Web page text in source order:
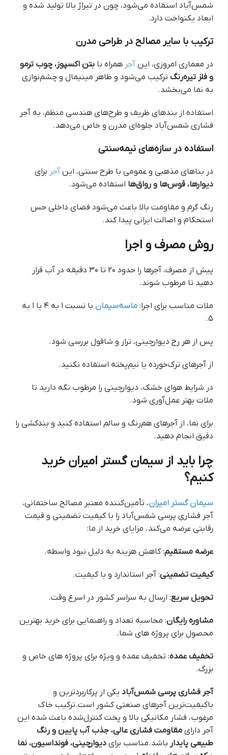
شمس‌آباد استفاده می‌شود، چون در تیراژ بالا تولید شده و
ابعاد یکنواخت دارد.
ترکیب با سایر مصالح در طراحی مدرن
در معماری امروزی، این آجر همراه با بتن اکسپوز، چوب ترمو
و فلز تیره‌رنگ ترکیب می‌شود و ظاهر مینیمال و چشم‌نوازی
به نما می‌بخشد.
استفاده از بندهای ظریف و طرح‌های هندسی منظم، به آجر
فشاری شمس‌آباد جلوه‌ای مدرن و خاص می‌دهد.
استفاده در سازه‌های نیمه‌سنتی
در بناهای مذهبی و عمومی با طرح سنتی، این آجر برای
دیوارها، قوس‌ها و رواق‌ها استفاده می‌شود.
رنگ گرم و مقاومت بالا باعث می‌شود فضای داخلی حس
استحکام و اصالت ایرانی پیدا کند.
روش مصرف و اجرا
پیش از مصرف، آجرها را حدود ۲۰ تا ۳۰ دقیقه در آب قرار
دهید تا مرطوب شوند.
ملات مناسب برای اجرا: ماسه‌سیمان
با نسبت ۱ به ۴ یا ۱ به
۵.
پس از هر رج دیوارچینی، تراز و شاقول بررسی شود.
از آجرهای ترک‌خورده یا نیم‌پخته استفاده نکنید.
در شرایط هوای خشک، دیوارچینی را مرطوب نگه دارید تا
ملات بهتر عمل‌آوری شود.
برای نما، از آجرهای هم‌رنگ و سالم استفاده کنید و بندکشی را
دقیق انجام دهید.
چرا باید از سیمان گستر امیران خرید
کنیم؟
سیمان گستر امیران، تأمین‌کننده معتبر مصالح ساختمانی،
آجر فشاری پرسی ‌شمس‌آباد را با کیفیت تضمینی و قیمت
رقابتی عرضه می‌کند. مزایای خرید از ما:
عرضه مستقیم: کاهش هزینه به دلیل نبود واسطه.
کیفیت تضمینی: آجر استاندارد و با کیفیت.
تحویل سریع: ارسال به سراسر کشور در اسرع وقت.
مشاوره رایگان: محاسبه تعداد و راهنمایی برای خرید بهترین
محصول برای پروژه های شما.
تخفیف عمده: تخفیف عمده و ویژه برای پروژه های خاص و
بزرگ.
آجر فشاری پرسی شمس‌آباد یکی از پرکاربردترین و
باکیفیت‌ترین آجرهای صنعتی کشور است.ترکیب خاک
مرغوب، فشار مکانیکی بالا و پخت کنترل‌شده باعث شده این
آجر دارای مقاومت فشاری عالی، جذب آب پایین و رنگ
طبیعی پایدار باشد.مناسب برای دیوارچینی، فونداسیون، نما